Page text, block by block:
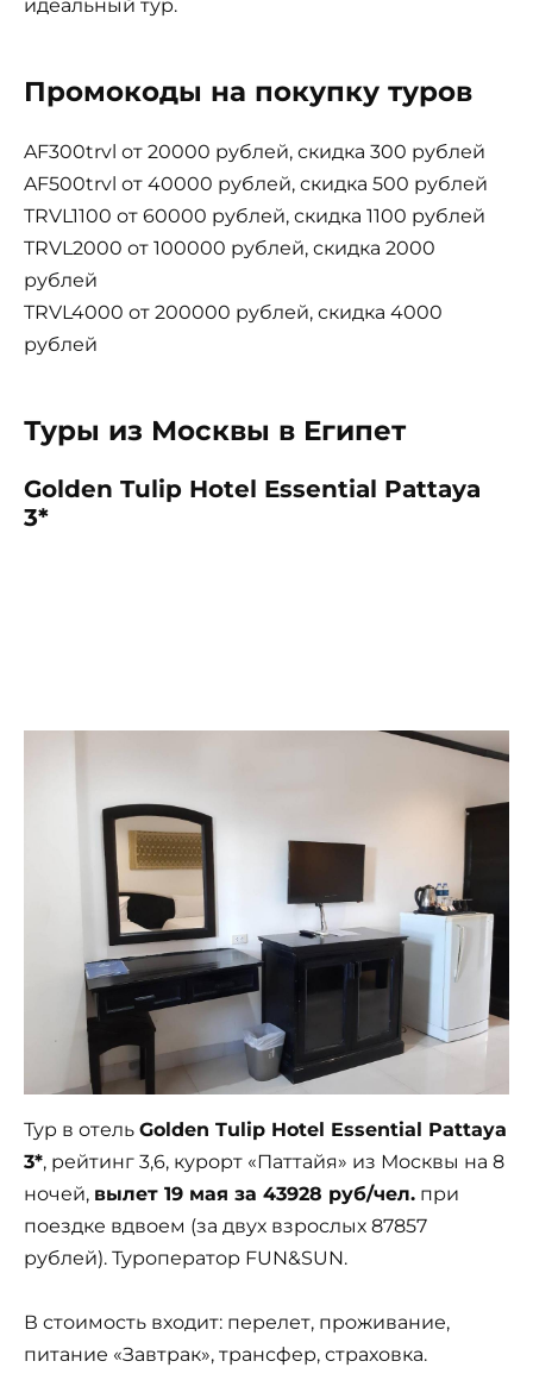
идеальный тур.
Промокоды на покупку туров
AF300trvl от 20000 рублей, скидка 300 рублей
AF500trvl от 40000 рублей, скидка 500 рублей
TRVL1100 от 60000 рублей, скидка 1100 рублей
TRVL2000 от 100000 рублей, скидка 2000
рублей
TRVL4000 от 200000 рублей, скидка 4000
рублей
Туры из Москвы в Египет
Golden Tulip Hotel Essential Pattaya
3*
Тур в отель Golden Tulip Hotel Essential Pattaya
3*, рейтинг 3,6, курорт «Паттайя» из Москвы на 8
ночей, вылет 19 мая за 43928 руб/чел. при
поездке вдвоем (за двух взрослых 87857
рублей). Туроператор FUN&SUN.
В стоимость входит: перелет, проживание,
питание «Завтрак», трансфер, страховка.